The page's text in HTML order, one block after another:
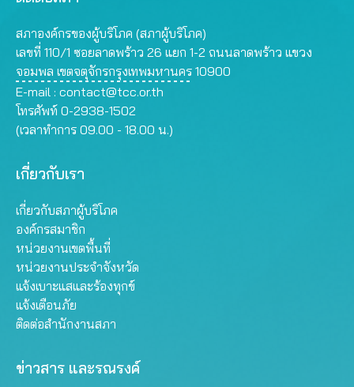
สภาองค์กรของผู้บริโภค (สภาผู้บริโภค)
เลขที่ 110/1 ซอยลาดพร้าว 26 แยก 1-2 ถนนลาดพร้าว แขวง
จอมพล เขตจตุจักรกรุงเทพมหานคร 10900
E-mail : contact@tcc.or.th
โทรศัพท์ 0-2938-1502
(เวลาทำการ 09.00 - 18.00 น.)
เกี่ยวกับเรา
เกี่ยวกับสภาผู้บริโภค
องค์กรสมาชิก
หน่วยงานเขตพื้นที่
หน่วยงานประจำจังหวัด
แจ้งเบาะแสและร้องทุกข์
แจ้งเตือนภัย
ติดต่อสำนักงานสภา
ข่าวสาร และรณรงค์